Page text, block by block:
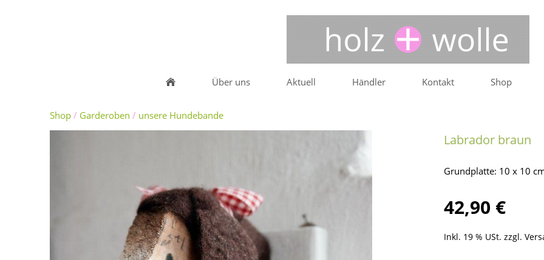
Über uns Aktuell Händler Kontakt Shop
Shop / Garderoben / unsere Hundebande
Labrador braun
Grundplatte: 10 x 10
42,90 €
Inkl. 19 % USt. zzgl.